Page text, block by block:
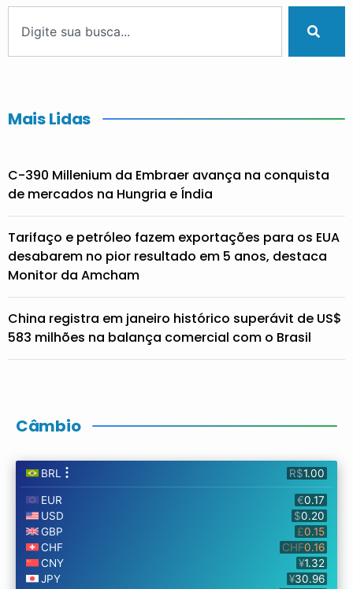
Mais Lidas
C-390 Millenium da Embraer avança na conquista
de mercados na Hungria e Índia
Tarifaço e petróleo fazem exportações para os EUA
desabarem no pior resultado em 5 anos, destaca
Monitor da Amcham
China registra em janeiro histórico superávit de US$
583 milhões na balança comercial com o Brasil
Câmbio